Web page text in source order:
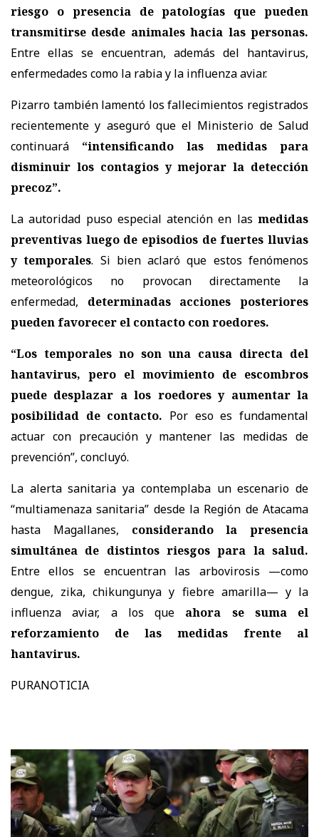
riesgo o presencia de patologías que pueden
transmitirse desde animales hacia las personas.
Entre ellas se encuentran, además del hantavirus,
enfermedades como la rabia y la influenza aviar.
Pizarro también lamentó los fallecimientos registrados
recientemente y aseguró que el Ministerio de Salud
continuará “intensificando las medidas para
disminuir los contagios y mejorar la detección
precoz”.
La autoridad puso especial atención en las medidas
preventivas luego de episodios de fuertes lluvias
y temporales. Si bien aclaró que estos fenómenos
meteorológicos no provocan directamente la
enfermedad, determinadas acciones posteriores
pueden favorecer el contacto con roedores.
“Los temporales no son una causa directa del
hantavirus, pero el movimiento de escombros
puede desplazar a los roedores y aumentar la
posibilidad de contacto. Por eso es fundamental
actuar con precaución y mantener las medidas de
prevención”, concluyó.
La alerta sanitaria ya contemplaba un escenario de
“multiamenaza sanitaria” desde la Región de Atacama
hasta Magallanes, considerando la presencia
simultánea de distintos riesgos para la salud.
Entre ellos se encuentran las arbovirosis —como
dengue, zika, chikungunya y fiebre amarilla— y la
influenza aviar, a los que ahora se suma el
reforzamiento de las medidas frente al
hantavirus.
PURANOTICIA